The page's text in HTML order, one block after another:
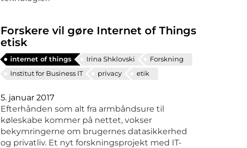
Forskere vil gøre Internet of Things
etisk
internet of things Irina Shklovski
Forskning
Institut for Business IT
privacy etik
5. januar 2017
Efterhånden som alt fra armbåndsure til
køleskabe kommer på nettet, vokser
bekymringerne om brugernes datasikkerhed
og privatliv. Et nyt forskningsprojekt med IT-